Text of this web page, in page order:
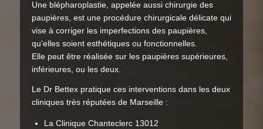
Une blépharoplastie, appelée aussi chirurgie des
paupières, est une procédure chirurgicale délicate qui
vise à corriger les imperfections des paupières,
qu’elles soient esthétiques ou fonctionnelles.
Elle peut être réalisée sur les paupières supérieures,
inférieures, ou les deux.
Le Dr Bettex pratique ces interventions dans les deux
cliniques très réputées de Marseille :
La Clinique Chanteclerc 13012